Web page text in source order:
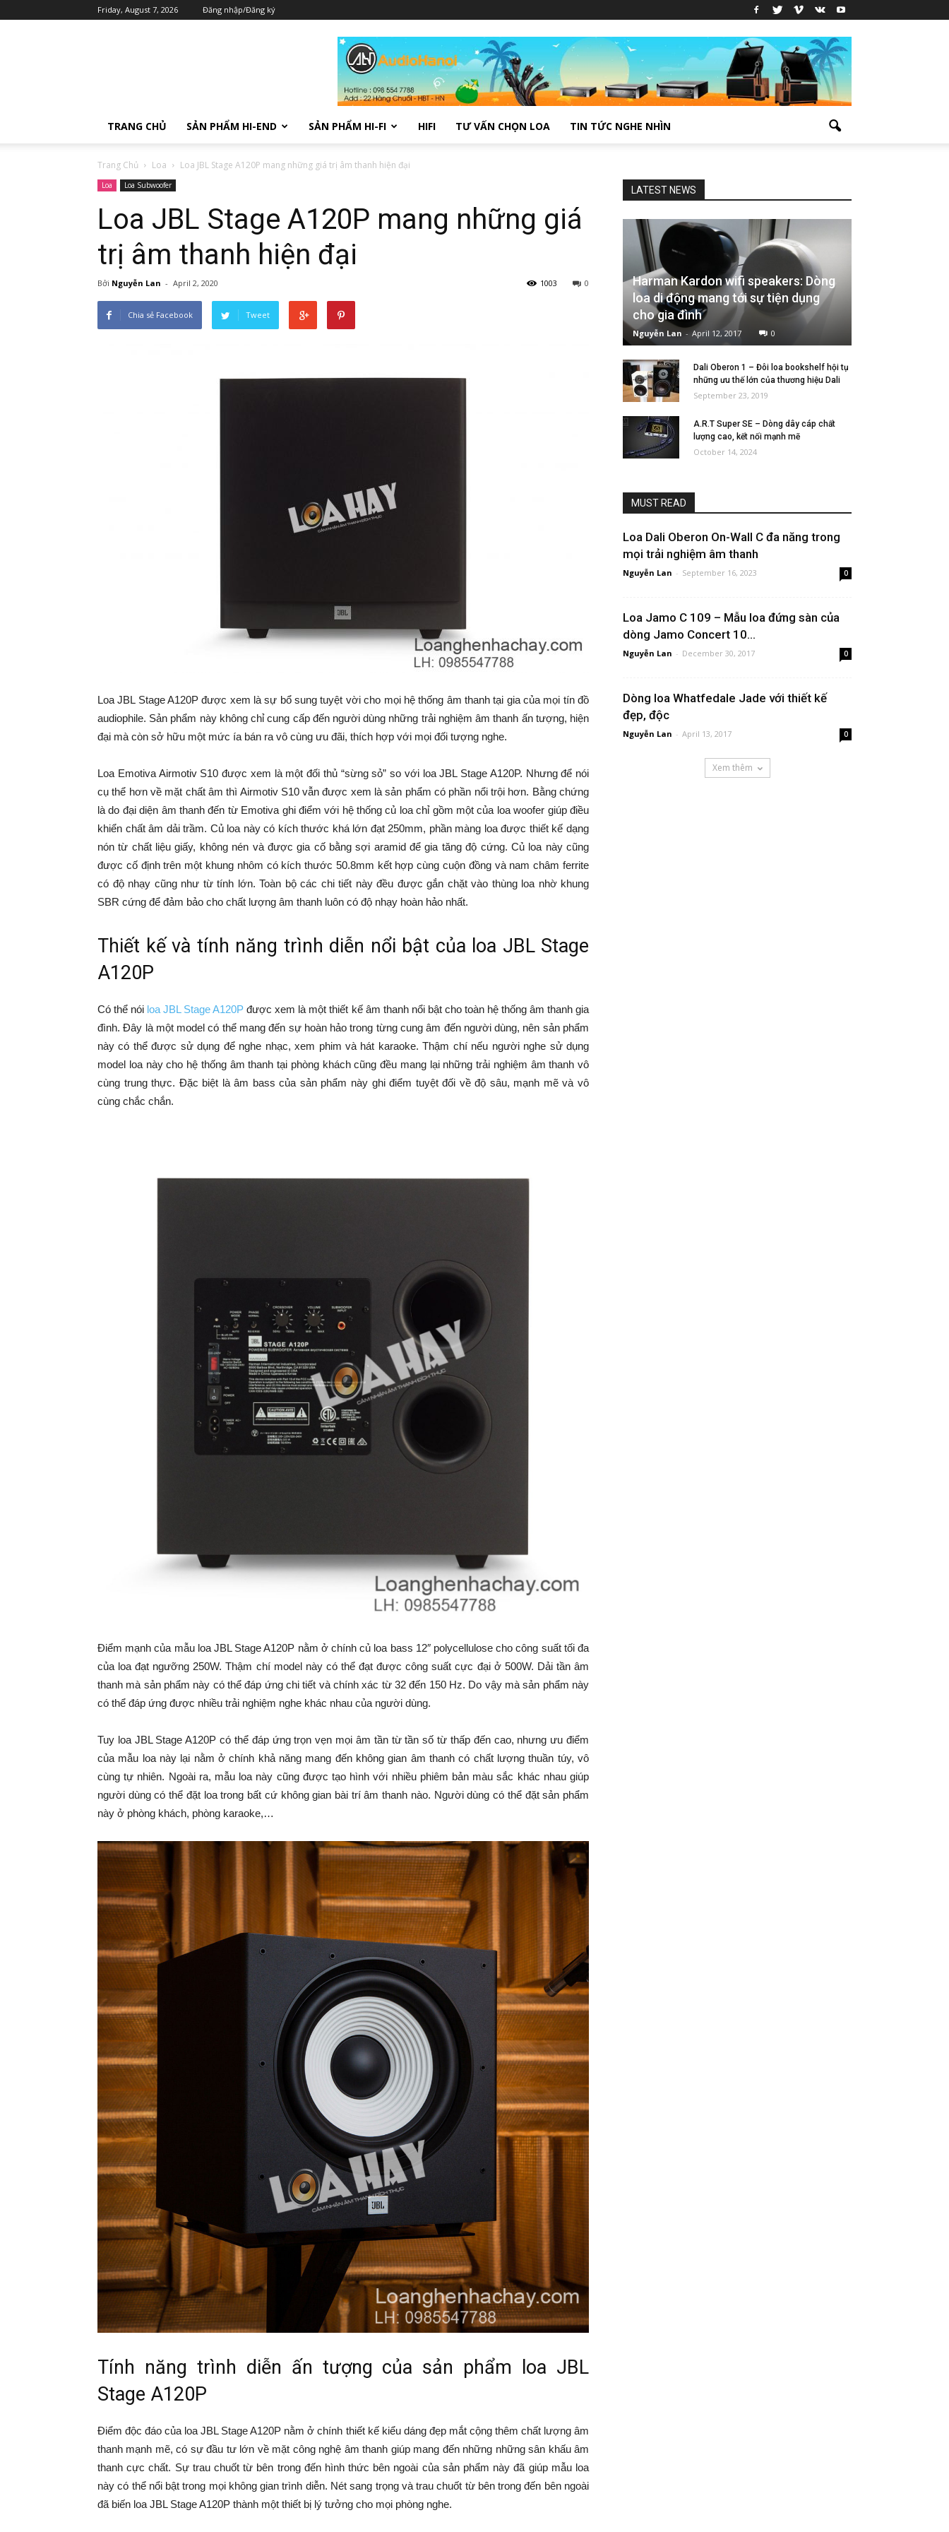
Friday, August 7, 2026 Đăng nhập/Đăng ký
TRANG CHỦ SẢN PHẨM HI-END SẢN PHẨM HI-FI HIFI TƯ VẤN CHỌN LOA TIN TỨC NGHE NHÌN
Trang Chủ Loa Loa JBL Stage A120P mang những giá trị âm thanh hiện đại
Loa Loa Subwoofer
Loa JBL Stage A120P mang những giá
trị âm thanh hiện đại
Bởi Nguyễn Lan - April 2, 2020 0
1003
Chia sẻ Facebook Tweet
Loa JBL Stage A120P được xem là sự bổ sung tuyệt vời cho mọi hệ thống âm thanh tại gia của mọi tín đồ
audiophile. Sản phẩm này không chỉ cung cấp đến người dùng những trải nghiệm âm thanh ấn tượng, hiện
đại mà còn sở hữu một mức ía bán ra vô cùng ưu đãi, thích hợp với mọi đối tượng nghe.
Loa Emotiva Airmotiv S10 được xem là một đối thủ “sừng sỏ” so với loa JBL Stage A120P. Nhưng để nói
cụ thể hơn về mặt chất âm thì Airmotiv S10 vẫn được xem là sản phẩm có phần nổi trội hơn. Bằng chứng
là do đại diện âm thanh đến từ Emotiva ghi điểm với hệ thống củ loa chỉ gồm một của loa woofer giúp điều
khiển chất âm dải trầm. Củ loa này có kích thước khá lớn đạt 250mm, phần màng loa được thiết kế dạng
nón từ chất liệu giấy, không nén và được gia cố bằng sợi aramid để gia tăng độ cứng. Củ loa này cũng
được cố định trên một khung nhôm có kích thước 50.8mm kết hợp cùng cuộn đồng và nam châm ferrite
có độ nhạy cũng như từ tính lớn. Toàn bộ các chi tiết này đều được gắn chặt vào thùng loa nhờ khung
SBR cứng để đảm bảo cho chất lượng âm thanh luôn có độ nhạy hoàn hảo nhất.
Thiết kế và tính năng trình diễn nổi bật của loa JBL Stage
A120P
Có thể nói loa JBL Stage A120P được xem là một thiết kế âm thanh nổi bật cho toàn hệ thống âm thanh gia
đình. Đây là một model có thể mang đến sự hoàn hảo trong từng cung âm đến người dùng, nên sản phẩm
này có thể được sử dụng để nghe nhạc, xem phim và hát karaoke. Thậm chí nếu người nghe sử dụng
model loa này cho hệ thống âm thanh tại phòng khách cũng đều mang lại những trải nghiệm âm thanh vô
cùng trung thực. Đặc biệt là âm bass của sản phẩm này ghi điểm tuyệt đối về độ sâu, mạnh mẽ và vô
cùng chắc chắn.
Điểm mạnh của mẫu loa JBL Stage A120P nằm ở chính củ loa bass 12″ polycellulose cho công suất tối đa
của loa đạt ngưỡng 250W. Thậm chí model này có thể đạt được công suất cực đại ở 500W. Dải tần âm
thanh mà sản phẩm này có thể đáp ứng chi tiết và chính xác từ 32 đến 150 Hz. Do vậy mà sản phẩm này
có thể đáp ứng được nhiều trải nghiệm nghe khác nhau của người dùng.
Tuy loa JBL Stage A120P có thể đáp ứng trọn vẹn mọi âm tần từ tần số từ thấp đến cao, nhưng ưu điểm
của mẫu loa này lại nằm ở chính khả năng mang đến không gian âm thanh có chất lượng thuần túy, vô
cùng tự nhiên. Ngoài ra, mẫu loa này cũng được tạo hình với nhiều phiêm bản màu sắc khác nhau giúp
người dùng có thể đặt loa trong bất cứ không gian bài trí âm thanh nào. Người dùng có thể đặt sản phẩm
này ở phòng khách, phòng karaoke,…
Tính năng trình diễn ấn tượng của sản phẩm loa JBL
Stage A120P
Điểm độc đáo của loa JBL Stage A120P nằm ở chính thiết kế kiểu dáng đẹp mắt cộng thêm chất lượng âm
thanh mạnh mẽ, có sự đầu tư lớn về mặt công nghệ âm thanh giúp mang đến những những sân khấu âm
thanh cực chất. Sự trau chuốt từ bên trong đến hình thức bên ngoài của sản phẩm này đã giúp mẫu loa
này có thể nổi bật trong mọi không gian trình diễn. Nét sang trọng và trau chuốt từ bên trong đến bên ngoài
đã biến loa JBL Stage A120P thành một thiết bị lý tưởng cho mọi phòng nghe.
LATEST NEWS
Harman Kardon wifi speakers: Dòng
loa di động mang tới sự tiện dụng
cho gia đình
Nguyễn Lan - April 12, 2017 0
Dali Oberon 1 – Đôi loa bookshelf hội tụ
những ưu thế lớn của thương hiệu Dali
September 23, 2019
A.R.T Super SE – Dòng dây cáp chất
lượng cao, kết nối mạnh mẽ
October 14, 2024
MUST READ
Loa Dali Oberon On-Wall C đa năng trong
mọi trải nghiệm âm thanh
Nguyễn Lan - September 16, 2023 0
Loa Jamo C 109 – Mẫu loa đứng sàn của
dòng Jamo Concert 10...
Nguyễn Lan - December 30, 2017 0
Dòng loa Whatfedale Jade với thiết kế
đẹp, độc
Nguyễn Lan - April 13, 2017 0
Xem thêm